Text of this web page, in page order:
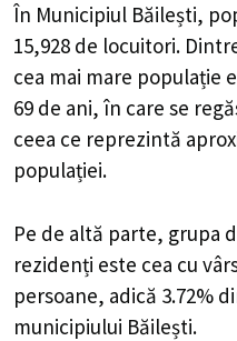
În Municipiul Băilești,
15,928 de locuitori.
cea mai mare populație
69 de ani, în care se
ceea ce reprezintă
populației.
Pe de altă parte, grupa
rezidenți este cea cu
persoane, adică 3.72%
municipiului Băilești.